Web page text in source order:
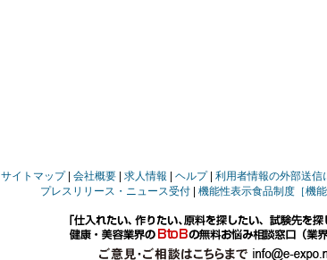
サイトマップ 会社概要 求人情報 ヘルプ 利用者情報の外部送信
プレスリリース・ニュース受付
機能性表示食品制度［機能